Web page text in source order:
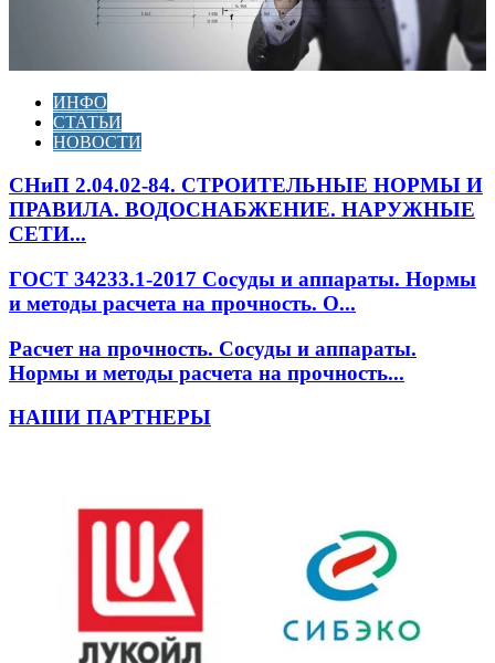
ИНФО
СТАТЬИ
НОВОСТИ
СНиП 2.04.02-84. СТРОИТЕЛЬНЫЕ НОРМЫ И
ПРАВИЛА. ВОДОСНАБЖЕНИЕ. НАРУЖНЫЕ
СЕТИ...
ГОСТ 34233.1-2017 Сосуды и аппараты. Нормы
и методы расчета на прочность. О...
Расчет на прочность. Сосуды и аппараты.
Нормы и методы расчета на прочность...
НАШИ ПАРТНЕРЫ